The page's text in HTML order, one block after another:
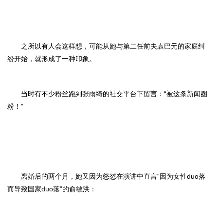
之所以有人会这样想，可能从她与第二任前夫袁巴元的家庭纠
纷开始，就形成了一种印象。
当时有不少粉丝跑到张雨绮的社交平台下留言：“被这条新闻圈
粉！”
离婚后的两个月，她又因为怒怼在演讲中直言“因为女性duo落
而导致国家duo落”的俞敏洪：